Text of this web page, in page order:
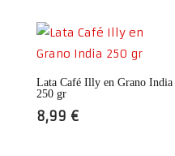
Lata Café Illy en Grano India
250 gr
8,99 €